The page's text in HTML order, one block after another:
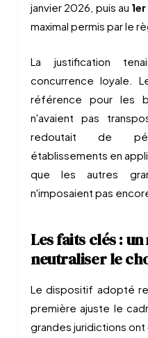
janvier 2026, puis au
maximal permis par le
La justification
concurrence loyale.
référence pour les
n'avaient pas
redoutait de
établissements en
que les autres
n'imposaient pas
Les faits clés :
neutraliser le
Le dispositif adopté
première ajuste le
grandes juridictions